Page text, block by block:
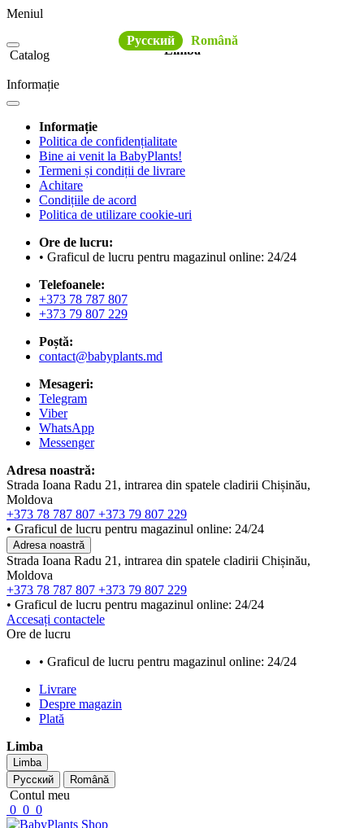
Meniul
Limba
Русский
Română
Catalog
Informație
Informație
Politica de confidențialitate
Bine ai venit la BabyPlants!
Termeni și condiții de livrare
Achitare
Condițiile de acord
Politica de utilizare cookie-uri
Ore de lucru:
• Graficul de lucru pentru magazinul online: 24/24
Telefoanele:
+373 78 787 807
+373 79 807 229
Poștă:
contact@babyplants.md
Mesageri:
Telegram
Viber
WhatsApp
Messenger
Adresa noastră:
Strada Ioana Radu 21, intrarea din spatele cladirii Chișinău,
Moldova
+373 78 787 807 +373 79 807 229
• Graficul de lucru pentru magazinul online: 24/24
Adresa noastră
Strada Ioana Radu 21, intrarea din spatele cladirii Chișinău,
Moldova
+373 78 787 807 +373 79 807 229
• Graficul de lucru pentru magazinul online: 24/24
Accesați contactele
Ore de lucru
• Graficul de lucru pentru magazinul online: 24/24
Livrare
Despre magazin
Plată
Limba
Limba
Русский
Română
Contul meu
0 0 0